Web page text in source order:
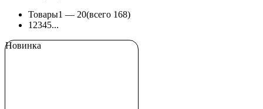
Товары1 — 20(всего 168)
1 2345...
Новинка